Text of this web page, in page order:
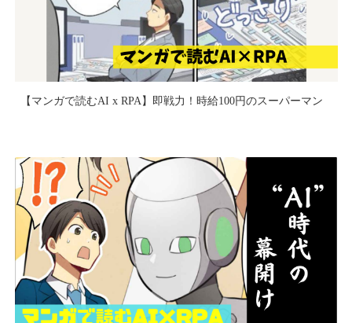
【マンガで読むAI x RPA】即戦力！時給100円のスーパーマン